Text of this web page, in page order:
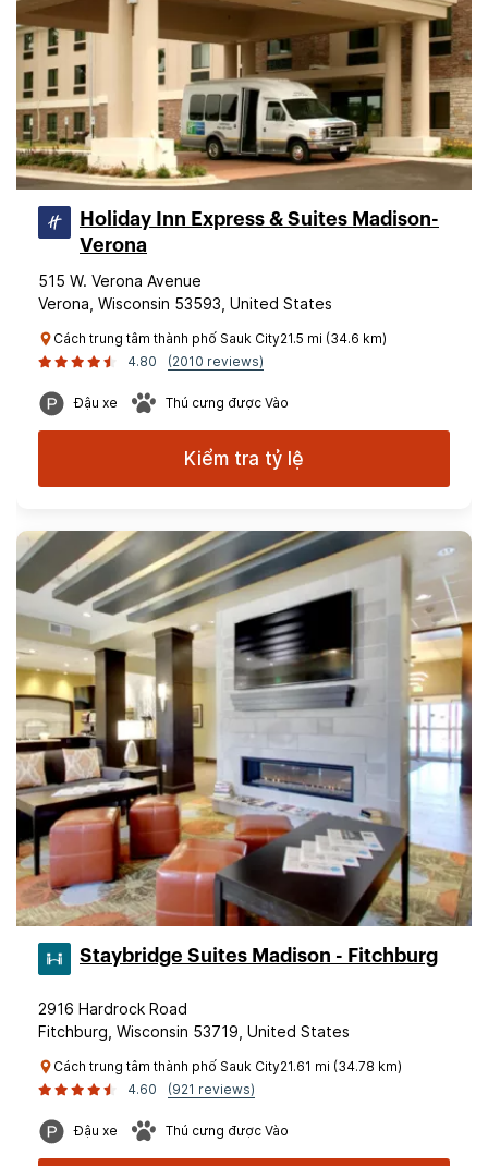
Holiday Inn Express & Suites Madison-
Verona
515 W. Verona Avenue
Verona, Wisconsin 53593, United States
Cách trung tâm thành phố Sauk City21.5 mi (34.6 km)
4.80
(2010 reviews)
Đậu xe Thú cưng được Vào
Kiểm tra tỷ lệ
Staybridge Suites Madison - Fitchburg
2916 Hardrock Road
Fitchburg, Wisconsin 53719, United States
Cách trung tâm thành phố Sauk City21.61 mi (34.78 km)
4.60
(921 reviews)
Đậu xe Thú cưng được Vào